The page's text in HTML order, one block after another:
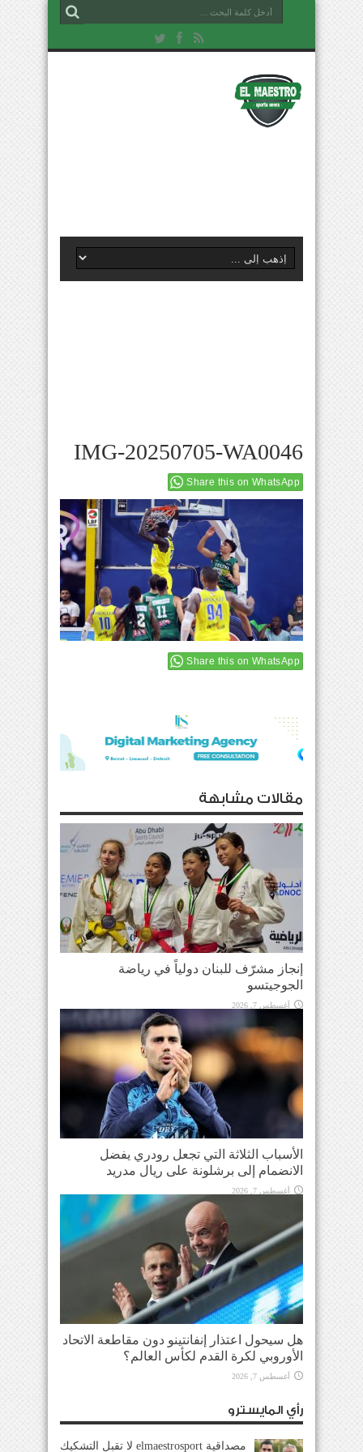
IMG-20250705-WA0046
Share this on WhatsApp
Share this on WhatsApp
مقالات مشابهة
إنجاز مشرّف للبنان دولياً في رياضة
الجوجيتسو
أغسطس 7, 2026
الأسباب الثلاثة التي تجعل رودري يفضل
الانضمام إلى برشلونة على ريال مدريد
أغسطس 7, 2026
هل سيحول اعتذار إنفانتينو دون مقاطعة الاتحاد
الأوروبي لكرة القدم لكأس العالم؟
أغسطس 7, 2026
رأي المايسترو
مصداقية elmaestrosport لا تقبل التشكيك